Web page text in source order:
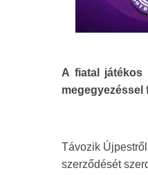
A fiatal játékos
megegyezéssel
Távozik
szerződését